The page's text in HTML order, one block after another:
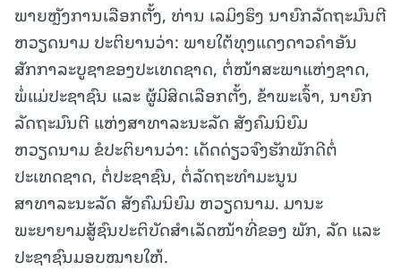
ພາຍຫຼັງການເລືອກຕັ້ງ, ທ່ານ ເລມິງຮຶງ ນາຍົກລັດຖະມົນຕີ
ຫວຽດນາມ ປະຕິຍານວ່າ: ພາຍໃຕ້ທຸງແດງດາວຄຳອັນ
ສັກກາລະບູຊາຂອງປະເທດຊາດ, ຕໍ່ໜ້າສະພາແຫ່ງຊາດ,
ພໍ່ແມ່ປະຊາຊົນ ແລະ ຜູ້ມີສິດເລືອກຕັ້ງ, ຂ້າພະເຈົ້າ, ນາຍົກ
ລັດຖະມົນຕີ ແຫ່ງສາທາລະນະລັດ ສັງຄົມນິຍົມ
ຫວຽດນາມ ຂໍປະຕິຍານວ່າ: ເດັດດ່ຽວຈົງຮັກພັກດີຕໍ່
ປະເທດຊາດ, ຕໍ່ປະຊາຊົນ, ຕໍ່ລັດຖະທຳມະນູນ
ສາທາລະນະລັດ ສັງຄົມນິຍົມ ຫວຽດນາມ. ມານະ
ພະຍາຍາມສູ້ຊົນປະຕິບັດສຳເລັດໜ້າທີ່ຂອງ ພັກ, ລັດ ແລະ
ປະຊາຊົນມອບໝາຍໃຫ້.